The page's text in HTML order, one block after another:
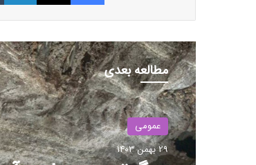
مطالعه بعدی
عمومی
29 بهمن 1403